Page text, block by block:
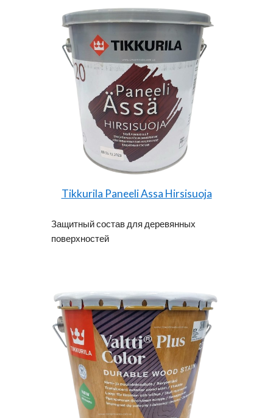
Tikkurila Paneeli Assa Hirsisuoja
Защитный состав для деревянных
поверхностей